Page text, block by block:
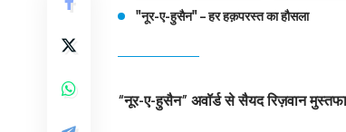
"नूर-ए-हुसैन" – हर हक़परस्त का हौसला
“नूर-ए-हुसैन” अवॉर्ड से सैयद रिज़वान